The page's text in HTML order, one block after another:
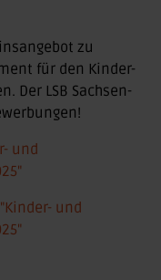
zu
für den Kinder-
Der LSB Sachsen-
und
und